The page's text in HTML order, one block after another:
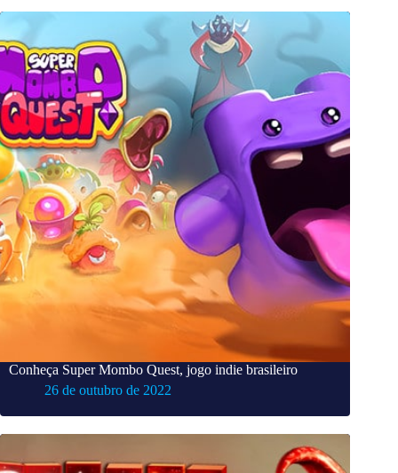
Conheça Super Mombo Quest, jogo indie brasileiro
26 de outubro de 2022